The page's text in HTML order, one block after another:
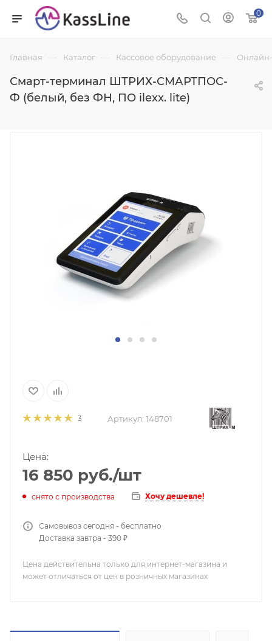
0
Главная — Каталог — Кассовое оборудование —
Смарт-терминал ШТРИХ-СМАРТПОС-
Ф (белый, без ФН, ПО ilexx. lite)
3 Артикул: 148701
Цена:
16 850 руб./шт
снято с производства Хочу дешевле!
Самовывоз сегодня - бесплатно
Доставка завтра - 390 ₽
Цена действительна только для интернет-магазина и
может отличаться от цен в розничных магазинах